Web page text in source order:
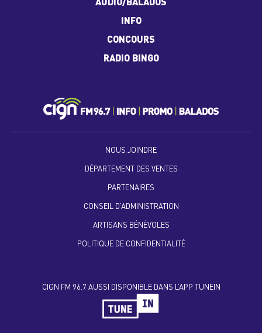
AUDIO/BALADOS
INFO
CONCOURS
RADIO BINGO
NOUS JOINDRE
DÉPARTEMENT DES VENTES
PARTENAIRES
CONSEIL D’ADMINISTRATION
ARTISANS BÉNÉVOLES
POLITIQUE DE CONFIDENTIALITÉ
CIGN FM 96.7 AUSSI DISPONIBLE DANS L’APP TUNEIN